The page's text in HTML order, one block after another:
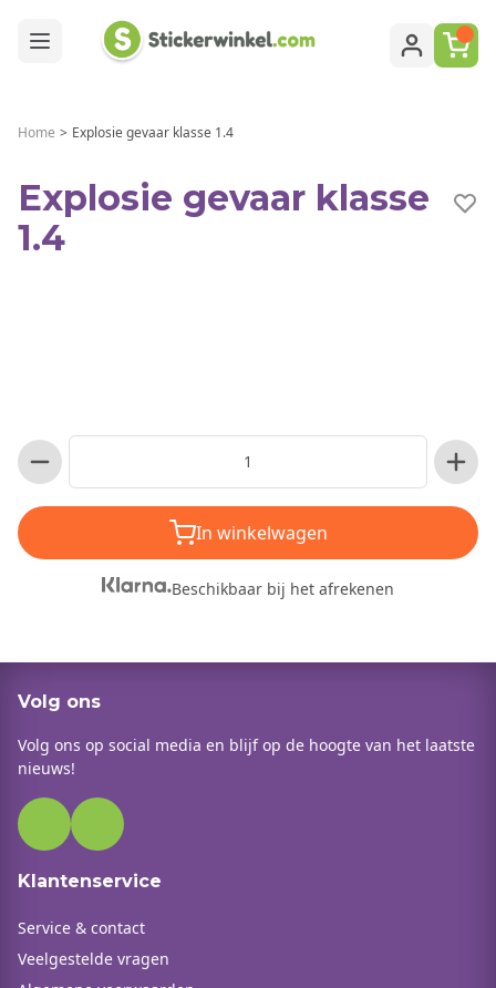
Home > Explosie gevaar klasse 1.4
Explosie gevaar klasse
1.4
In winkelwagen
Beschikbaar bij het afrekenen
Volg ons
Volg ons op social media en blijf op de hoogte van het laatste
nieuws!
Klantenservice
Service & contact
Veelgestelde vragen